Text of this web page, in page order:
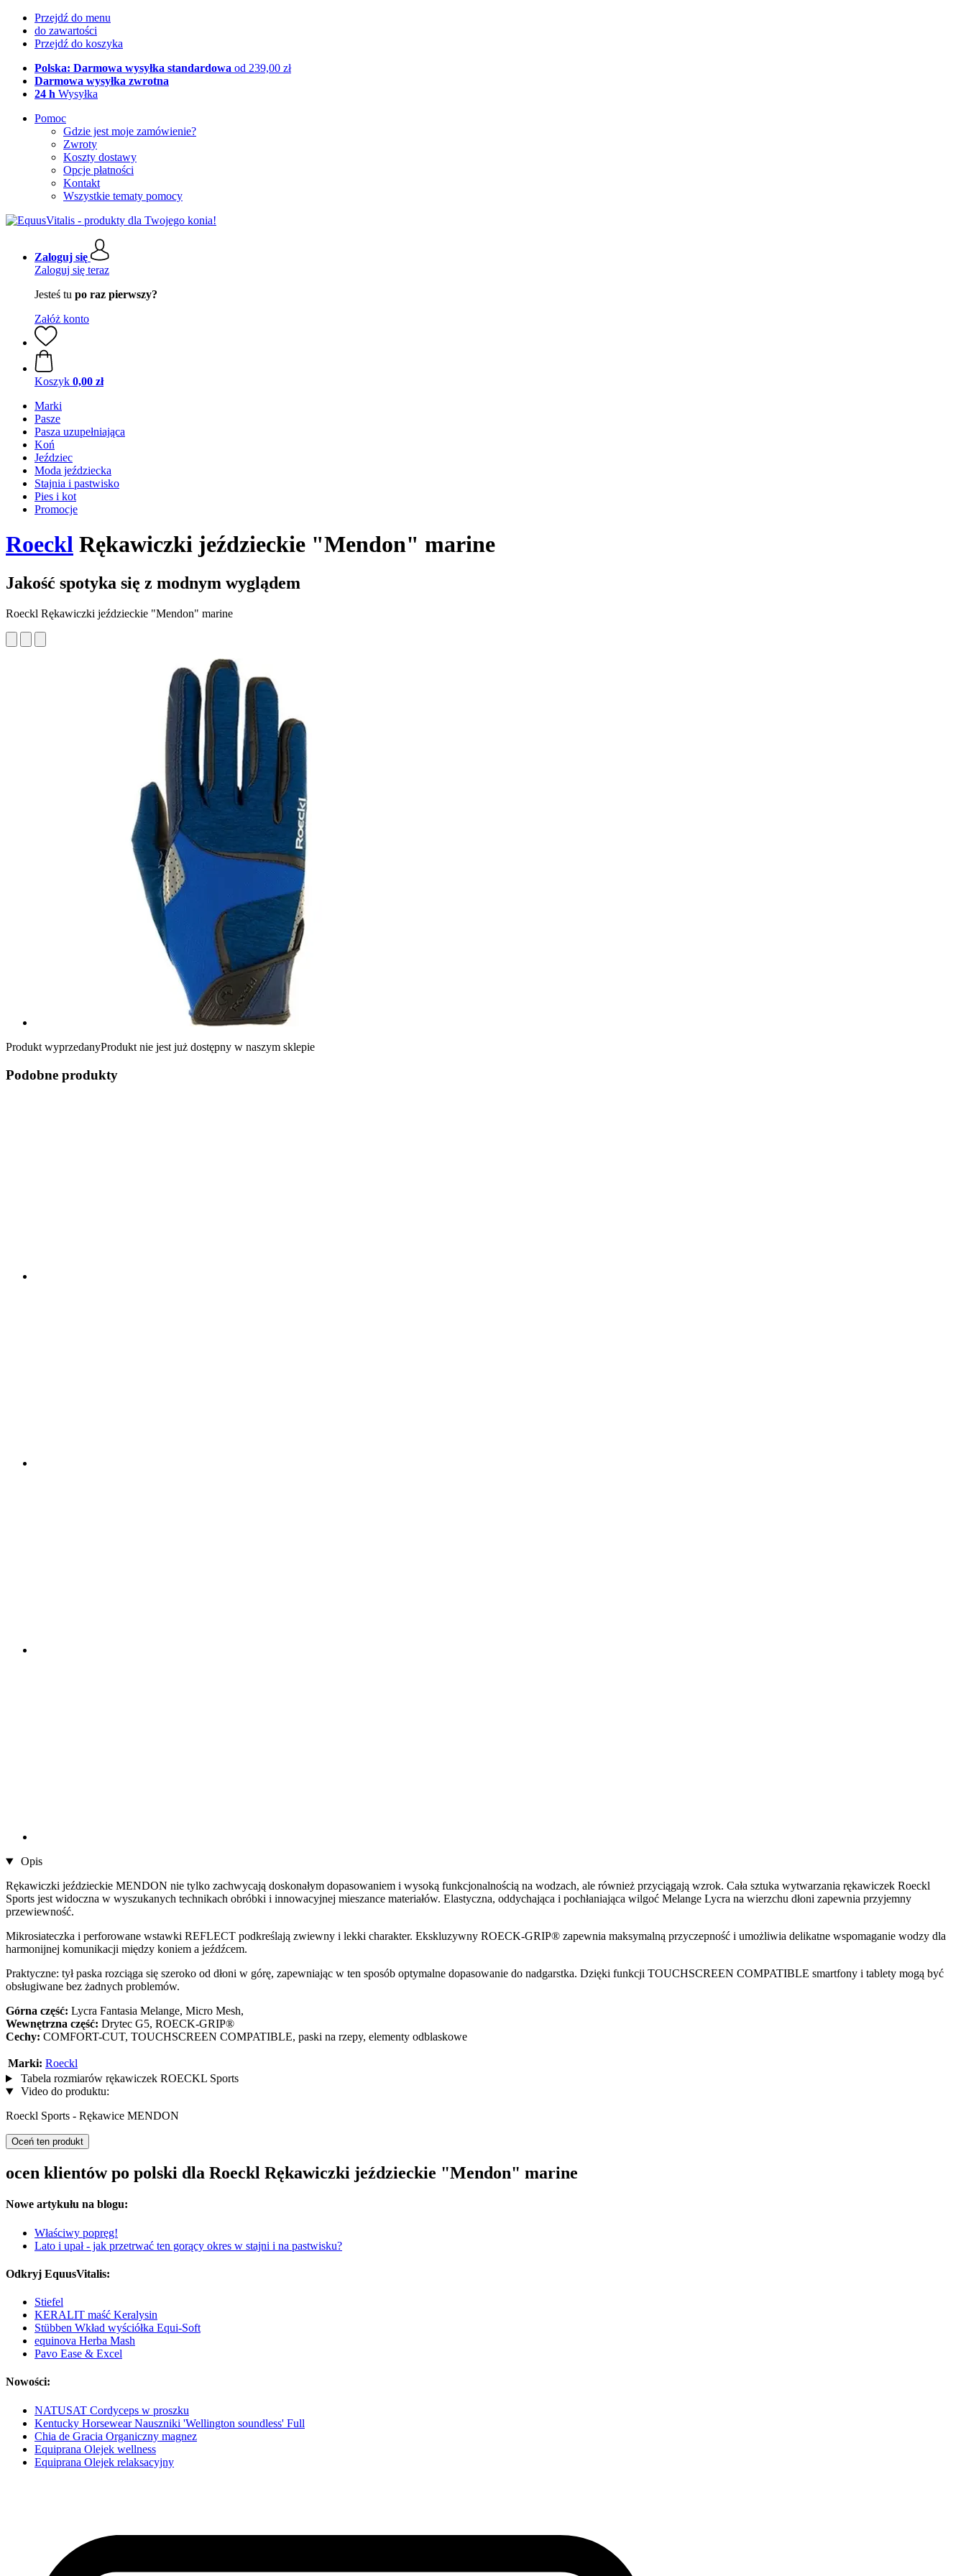
Przejdź do menu
do zawartości
Przejdź do koszyka
Polska: Darmowa wysyłka standardowa od 239,00 zł
Darmowa wysyłka zwrotna
24 h Wysyłka
Pomoc
Gdzie jest moje zamówienie?
Zwroty
Koszty dostawy
Opcje płatności
Kontakt
Wszystkie tematy pomocy
Zaloguj się
Zaloguj się teraz
Jesteś tu po raz pierwszy?
Załóż konto
Koszyk 0,00 zł
Marki
Pasze
Pasza uzupełniająca
Koń
Jeździec
Moda jeździecka
Stajnia i pastwisko
Pies i kot
Promocje
Roeckl Rękawiczki jeździeckie "Mendon" marine
Jakość spotyka się z modnym wyglądem
Roeckl Rękawiczki jeździeckie "Mendon" marine
Produkt wyprzedanyProdukt nie jest już dostępny w naszym sklepie
Podobne produkty
Opis
Rękawiczki jeździeckie MENDON nie tylko zachwycają doskonałym dopasowaniem i wysoką funkcjonalnością na wodzach, ale również przyciągają wzrok. Cała sztuka wytwarzania rękawiczek Roeckl
Sports jest widoczna w wyszukanych technikach obróbki i innowacyjnej mieszance materiałów. Elastyczna, oddychająca i pochłaniająca wilgoć Melange Lycra na wierzchu dłoni zapewnia przyjemny
przewiewność.
Mikrosiateczka i perforowane wstawki REFLECT podkreślają zwiewny i lekki charakter. Ekskluzywny ROECK-GRIP® zapewnia maksymalną przyczepność i umożliwia delikatne wspomaganie wodzy dla
harmonijnej komunikacji między koniem a jeźdźcem.
Praktyczne: tył paska rozciąga się szeroko od dłoni w górę, zapewniając w ten sposób optymalne dopasowanie do nadgarstka. Dzięki funkcji TOUCHSCREEN COMPATIBLE smartfony i tablety mogą być
obsługiwane bez żadnych problemów.
Górna część: Lycra Fantasia Melange, Micro Mesh,
Wewnętrzna część: Drytec G5, ROECK-GRIP®
Cechy: COMFORT-CUT, TOUCHSCREEN COMPATIBLE, paski na rzepy, elementy odblaskowe
Marki: Roeckl
Tabela rozmiarów rękawiczek ROECKL Sports
Video do produktu:
Roeckl Sports - Rękawice MENDON
Oceń ten produkt
ocen klientów po polski dla Roeckl Rękawiczki jeździeckie "Mendon" marine
Nowe artykułu na blogu:
Właściwy popręg!
Lato i upał - jak przetrwać ten gorący okres w stajni i na pastwisku?
Odkryj EquusVitalis:
Stiefel
KERALIT maść Keralysin
Stübben Wkład wyściółka Equi-Soft
equinova Herba Mash
Pavo Ease & Excel
Nowości:
NATUSAT Cordyceps w proszku
Kentucky Horsewear Nauszniki 'Wellington soundless' Full
Chia de Gracia Organiczny magnez
Equiprana Olejek wellness
Equiprana Olejek relaksacyjny